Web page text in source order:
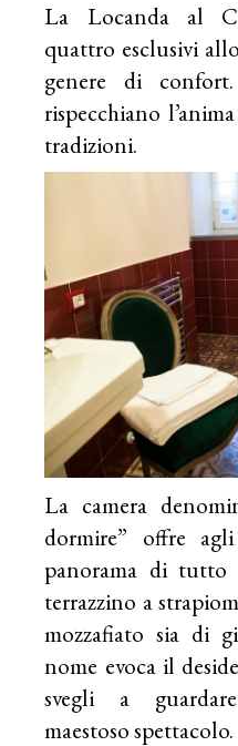
La Locanda al
quattro esclusivi
genere di
rispecchiano
tradizioni.
La camera
dormire” offre
panorama di
terrazzino a
mozzafiato sia di
nome evoca il
svegli a
maestoso spettacolo.